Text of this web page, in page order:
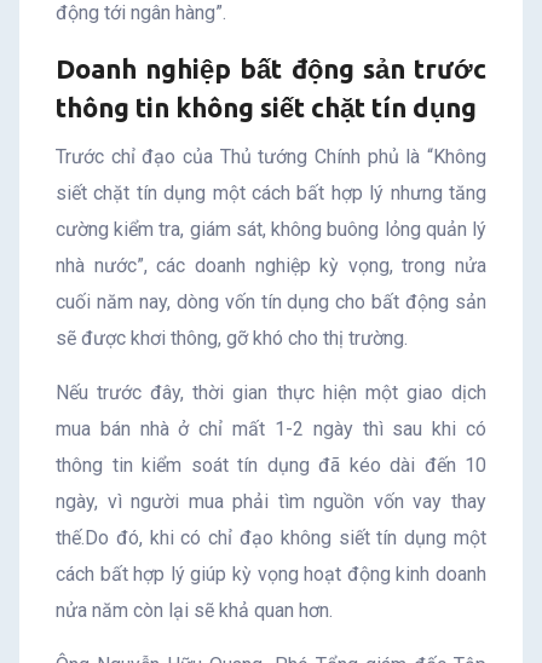
động tới ngân hàng”.
Doanh nghiệp bất động sản trước
thông tin không siết chặt tín dụng
Trước chỉ đạo của Thủ tướng Chính phủ là “Không
siết chặt tín dụng một cách bất hợp lý nhưng tăng
cường kiểm tra, giám sát, không buông lỏng quản lý
nhà nước”, các doanh nghiệp kỳ vọng, trong nửa
cuối năm nay, dòng vốn tín dụng cho bất động sản
sẽ được khơi thông, gỡ khó cho thị trường.
Nếu trước đây, thời gian thực hiện một giao dịch
mua bán nhà ở chỉ mất 1-2 ngày thì sau khi có
thông tin kiểm soát tín dụng đã kéo dài đến 10
ngày, vì người mua phải tìm nguồn vốn vay thay
thế.Do đó, khi có chỉ đạo không siết tín dụng một
cách bất hợp lý giúp kỳ vọng hoạt động kinh doanh
nửa năm còn lại sẽ khả quan hơn.